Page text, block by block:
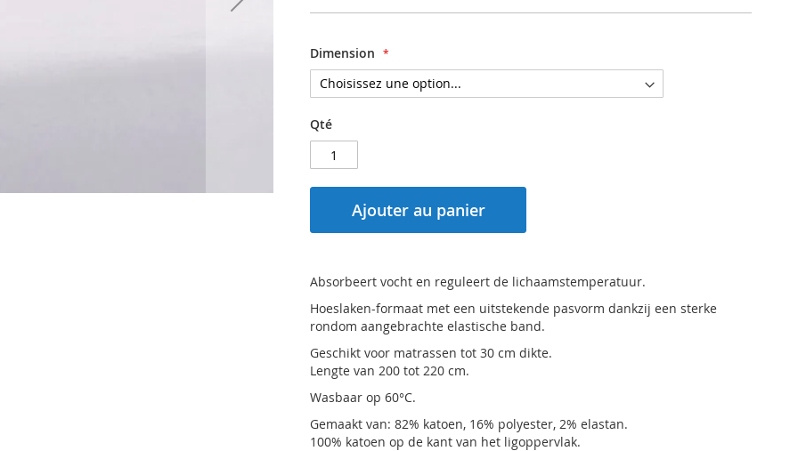
Dimension
Qté
Ajouter au panier
Absorbeert vocht en reguleert de lichaamstemperatuur.
Hoeslaken-formaat met een uitstekende pasvorm dankzij een sterke
rondom aangebrachte elastische band.
Geschikt voor matrassen tot 30 cm dikte.
Lengte van 200 tot 220 cm.
Wasbaar op 60°C.
Gemaakt van: 82% katoen, 16% polyester, 2% elastan.
100% katoen op de kant van het ligoppervlak.